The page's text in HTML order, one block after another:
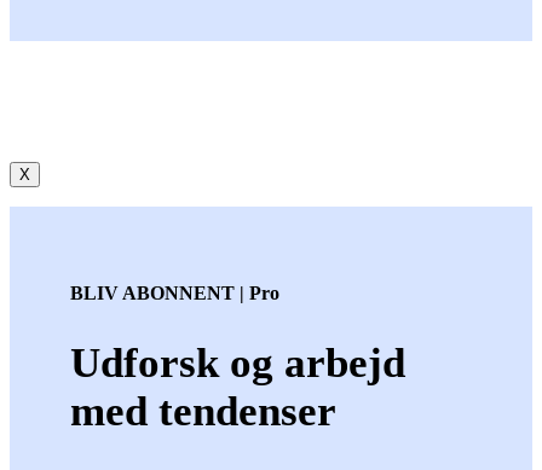
X
BLIV ABONNENT | Pro
Udforsk og arbejd
med tendenser